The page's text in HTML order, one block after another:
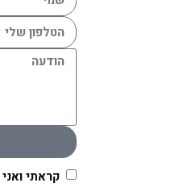
קראתי